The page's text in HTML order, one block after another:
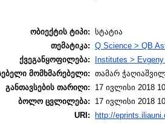
ობიექტის ტიპი: სტატია
თემატიკა: Q Science > QB
ქვეგანყოფილება:
Institutes >
მომხმარებელი: თამარ
განთავსების თარიღი:
17 ივლისი 2018
ბოლო ცვლილება:
17 ივლისი 2018
URI:
http://